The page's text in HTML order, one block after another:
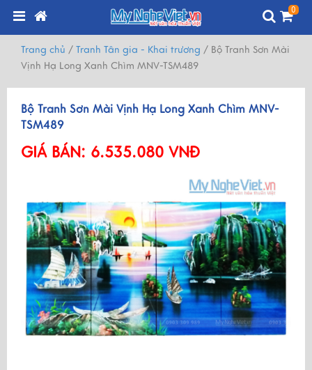
0
Trang chủ / Tranh Tân gia - Khai trương / Bộ Tranh Sơn Mài
Vịnh Hạ Long Xanh Chìm MNV-TSM489
Bộ Tranh Sơn Mài Vịnh Hạ Long Xanh Chìm MNV-
TSM489
GIÁ BÁN: 6.535.080 VNĐ